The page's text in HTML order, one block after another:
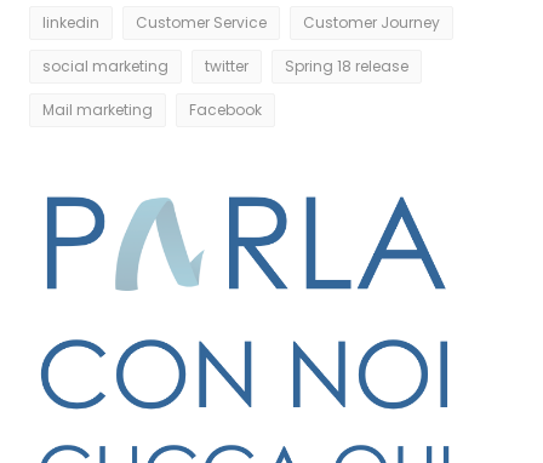
linkedin Customer Service Customer Journey
social marketing twitter Spring 18 release
Mail marketing Facebook